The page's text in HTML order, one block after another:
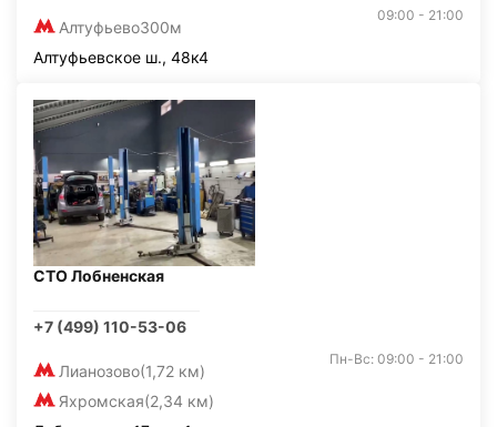
Алтуфьево300м
09:00 - 21:00
Алтуфьевское ш., 48к4
СТО Лобненская
+7 (499) 110-53-06
Лианозово(1,72 км)
Яхромская(2,34 км)
Пн-Вс: 09:00 - 21:00